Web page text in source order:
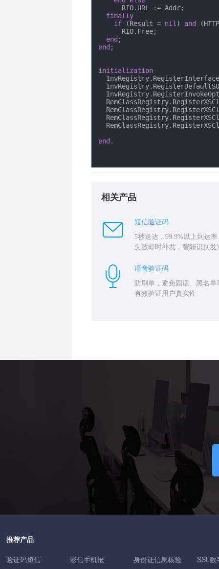
finally
if (Result = nil ) and
end
end ;
initialization
end .
相关产品
短信验证码
5秒送达，99.9%以上到达率
失败即时补发，智能识别发
语音验证码
防刷单，避免固话、黑名单
有效验证用户真实性
推荐产品
验证码短信
彩信手机报
身份证信息核验
SSL数